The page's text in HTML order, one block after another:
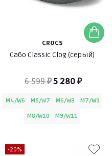
CROCS
Сабо Classic Clog (серый)
6 599 ₽5 280 ₽
M4/W6 M5/W7 M6/W8
M7/W9
M8/W10
M9/W11
-20%